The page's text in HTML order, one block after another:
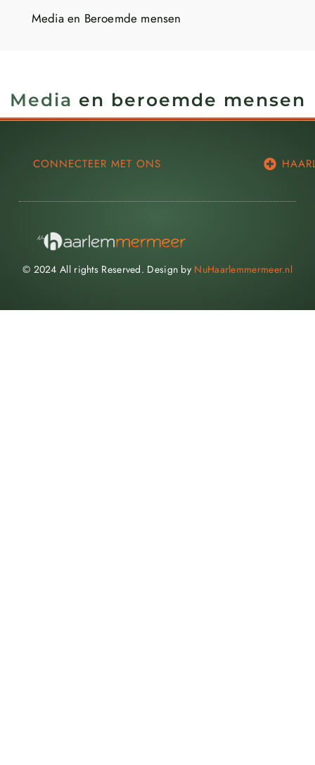
Media en Beroemde mensen
Media en beroemde mensen
CONNECTEER MET ONS
© 2024 All rights Reserved. Design by NuHaarlemmermeer.nl